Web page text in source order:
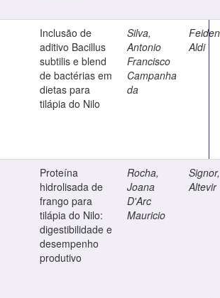
Inclusão de
aditivo Bacillus
subtilis e blend
de bactérias em
dietas para
tilápia do Nilo
Silva,
Antonio
Francisco
Campanha
da
Aldi
Proteína
hidrolisada de
frango para
tilápia do Nilo:
digestibilidade e
desempenho
produtivo
Rocha,
Joana
D'Arc
Mauricio
Signor,
Altevir